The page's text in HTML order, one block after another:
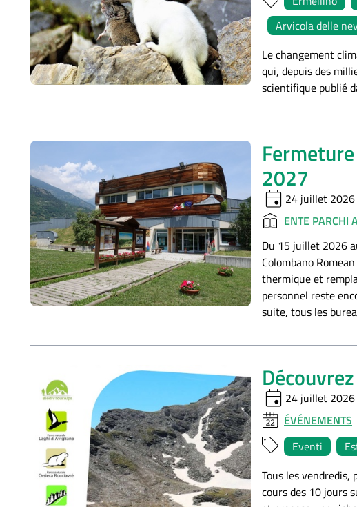
Arvicola delle
Le changement
qui, depuis des
scientifique publié
2027
event 24 juillet 2026
ENTE PARCHI
Du 15 juillet 2026
Colombano
thermique et
personnel reste
suite, tous les
event 24 juillet 2026
ÉVÉNEMENTS
Eventi
Tous les vendredis,
cours des 10 jours